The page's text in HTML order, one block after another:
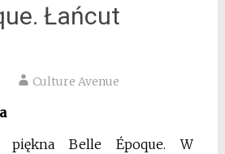
Łańcut
Culture Avenue
piękna Belle Époque. W